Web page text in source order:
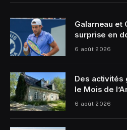
Galarneau et
surprise en
6 août 2026
Des activités
le Mois de
6 août 2026